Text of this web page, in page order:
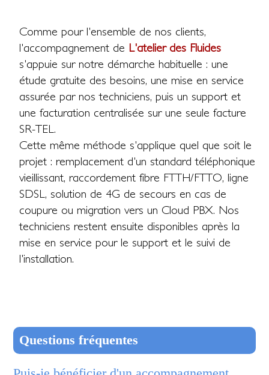
Comme pour l'ensemble de nos clients,
l'accompagnement de L'atelier des Fluides
s'appuie sur notre démarche habituelle : une
étude gratuite des besoins, une mise en service
assurée par nos techniciens, puis un support et
une facturation centralisée sur une seule facture
SR-TEL.
Cette même méthode s'applique quel que soit le
projet : remplacement d'un standard téléphonique
vieillissant, raccordement fibre FTTH/FTTO, ligne
SDSL, solution de 4G de secours en cas de
coupure ou migration vers un Cloud PBX. Nos
techniciens restent ensuite disponibles après la
mise en service pour le support et le suivi de
l'installation.
Questions fréquentes